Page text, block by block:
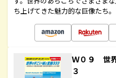
ち上げてきた魅力的な巨像たち。
Ｗ０９ 世
３